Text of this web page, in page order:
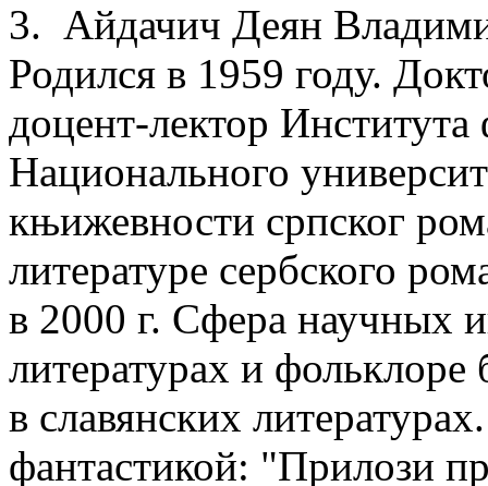
3. Айдачич Деян
Родился в 1959 году.
доцент-лектор
Национального
књижевности српског
литературе сербского
в 2000 г. Сфера научных
литературах и фольклоре
в славянских
фантастикой: "Прилози